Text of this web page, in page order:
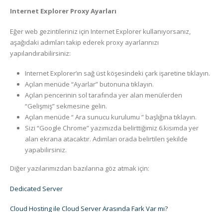
Internet Explorer Proxy Ayarları
Eğer web gezintileriniz için Internet Explorer kullanıyorsanız,
aşağıdaki adımları takip ederek proxy ayarlarınızı
yapılandırabilirsiniz:
Internet Explorer’ın sağ üst köşesindeki çark işaretine tıklayın.
Açılan menüde “Ayarlar” butonuna tıklayın.
Açılan pencerinin sol tarafında yer alan menülerden
“Gelişmiş” sekmesine gelin.
Açılan menüde “ Ara sunucu kurulumu ” başlığına tıklayın.
Sizi “Google Chrome” yazımızda belirttiğimiz 6.kısımda yer
alan ekrana atacaktır. Adımları orada belirtilen şekilde
yapabilirsiniz.
Diğer yazılarımızdan bazılarına göz atmak için:
Dedicated Server
Cloud Hosting ile Cloud Server Arasında Fark Var mı?